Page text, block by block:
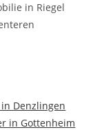
in Riegel
Denzlingen
in Gottenheim